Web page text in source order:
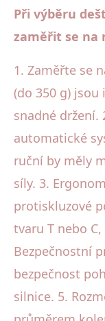
Při výběru
zaměřit se na
1. Zaměřte se
(do 350 g)
snadné držení.
automatické
ruční by měly
síly. 3.
protiskluzové
tvaru T nebo
Bezpečnostní
bezpečnost
silnice. 5.